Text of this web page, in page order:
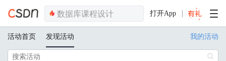
打开App
活动首页 发现活动 我的活动
